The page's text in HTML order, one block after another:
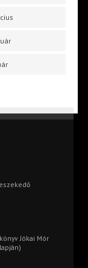
Jókai Mór